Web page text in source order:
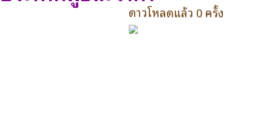
ดาวโหลดแล้ว 0 ครั้ง